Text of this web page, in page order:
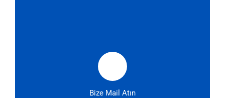
Bize Mail Atın